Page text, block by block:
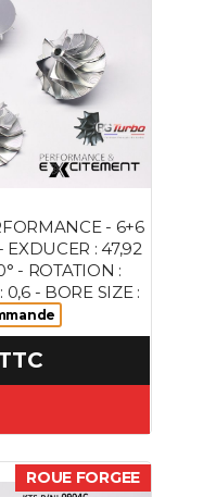
- 6+6
EXDUCER : 47,92
- ROTATION :
- BORE SIZE :
ROUE FORGEE